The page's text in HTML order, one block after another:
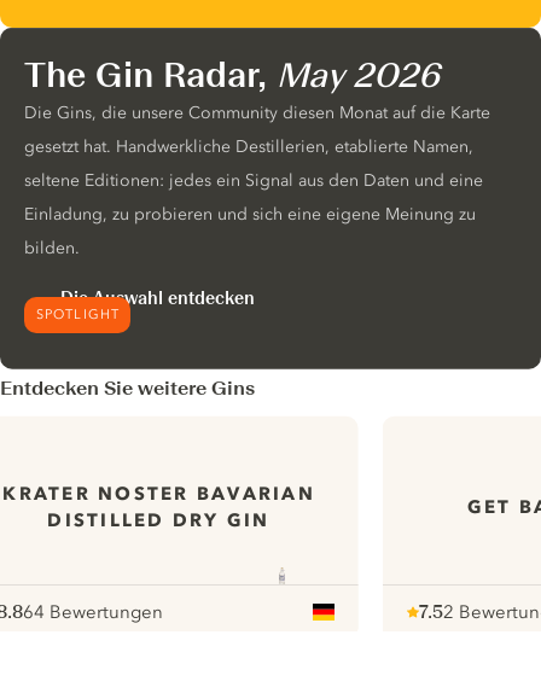
SPOTLIGHT
The Gin Radar, May 2026
Die Gins, die unsere Community diesen Monat auf die Karte
gesetzt hat. Handwerkliche Destillerien, etablierte Namen,
seltene Editionen: jedes ein Signal aus den Daten und eine
Einladung, zu probieren und sich eine eigene Meinung zu
bilden.
Die Auswahl entdecken
Entdecken Sie weitere Gins
KRATER NOSTER BAVARIAN
DISTILLED DRY GIN
64 Bewertungen
GET
7.52